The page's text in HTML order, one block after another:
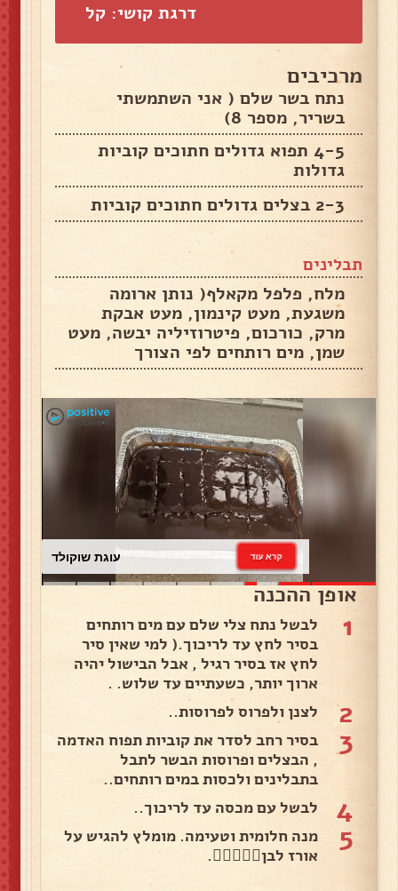
דרגת קושי: קל
מרכיבים
נתח בשר שלם ( אני השתמשתי
בשריר, מספר 8)
4-5 תפוא גדולים חתוכים קוביות
גדולות
2-3 בצלים גדולים חתוכים קוביות
תבלינים
מלח, פלפל מקאלף( נותן ארומה
משגעת, מעט קינמון, מעט אבקת
מרק, כורכום, פיטרוזיליה יבשה, מעט
שמן, מים רותחים לפי הצורך
עוגת שוקולד קרא עוד
אופן ההכנה
1
לבשל נתח צלי שלם עם מים רותחים
בסיר לחץ עד לריכוך.( למי שאין סיר
לחץ אז בסיר רגיל , אבל הבישול יהיה
ארוך יותר, כשעתיים עד שלוש. .
2 לצנן ולפרוס לפרוסות..
3
בסיר רחב לסדר את קוביות תפוח האדמה
, הבצלים ופרוסות הבשר לתבל
בתבלינים ולכסות במים רותחים..
4 לבשל עם מכסה עד לריכוך..
5
מנה חלומית וטעימה. מומלץ להגיש על
אורז לבן👌🏻😋👍🏼.